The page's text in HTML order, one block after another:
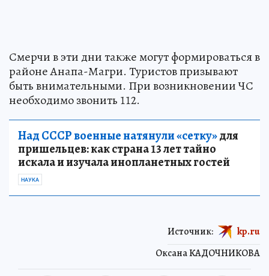
Смерчи в эти дни также могут формироваться в
районе Анапа-Магри. Туристов призывают
быть внимательными. При возникновении ЧС
необходимо звонить 112.
Над СССР военные натянули «сетку»для
пришельцев: как страна 13 лет тайно
искала и изучала инопланетных гостей
НАУКА
Оксана КАДОЧНИКОВА
Источник: kp.ru